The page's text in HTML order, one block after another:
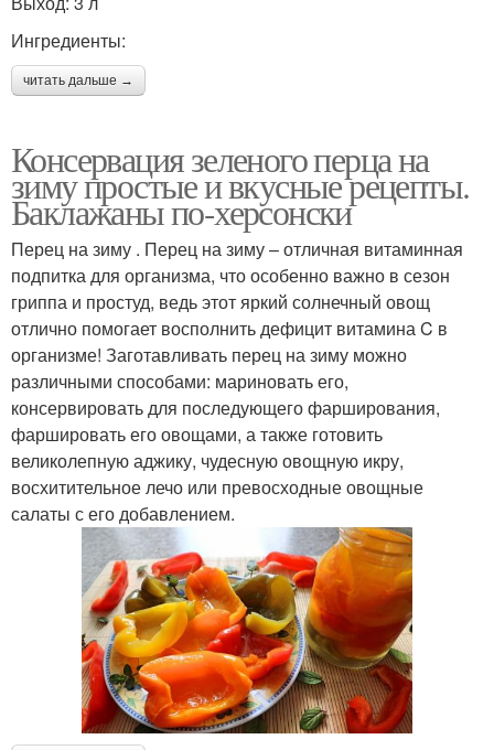
Ингредиенты:
читать дальше →
Консервация зеленого перца на
зиму простые и вкусные рецепты.
Баклажаны по-херсонски
Перец на зиму . Перец на зиму – отличная витаминная
подпитка для организма, что особенно важно в сезон
гриппа и простуд, ведь этот яркий солнечный овощ
отлично помогает восполнить дефицит витамина C в
организме! Заготавливать перец на зиму можно
различными способами: мариновать его,
консервировать для последующего фарширования,
фаршировать его овощами, а также готовить
великолепную аджику, чудесную овощную икру,
восхитительное лечо или превосходные овощные
салаты с его добавлением.